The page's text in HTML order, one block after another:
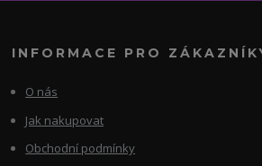
INFORMACE PRO
O nás
Jak nakupovat
Obchodní podmínky